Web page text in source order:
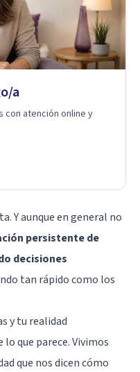
a
atención online y
Y aunque en general no
persistente de
decisiones
tan rápido como los
y tu realidad
lo que parece. Vivimos
que nos dicen cómo